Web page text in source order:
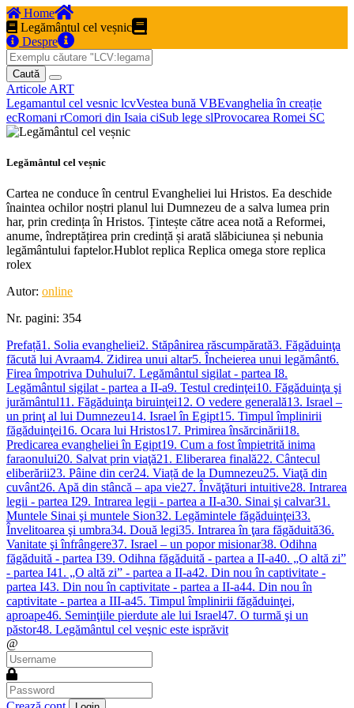
Home
Legământul cel veșnic
Despre
Caută
Articole ART
Legamantul cel vesnic lcvVestea bună VBEvanghelia în creație
ecRomani rComori din Isaia ciSub lege slProvocarea Romei SC
Legământul cel veșnic
Cartea ne conduce în centrul Evangheliei lui Hristos. Ea deschide
înaintea ochilor noștri planul lui Dumnezeu de a salva lumea prin
har, prin credința în Hristos. Țintește către acea notă a Reformei,
anume, îndreptățirea prin credință și arată slăbiciunea și nebunia
legământului faptelor.Hublot replica Replica omega store replica
rolex
Autor: online
Nr. pagini: 354
Prefață1. Solia evangheliei2. Stăpânirea răscumpărată3. Făgăduinţa
făcută lui Avraam4. Zidirea unui altar5. Încheierea unui legământ6.
Firea împotriva Duhului7. Legământul sigilat - partea I8.
Legământul sigilat - partea a II-a9. Testul credinţei10. Făgăduinţa şi
jurământul11. Făgăduinţa biruinţei12. O vedere generală13. Israel –
un prinţ al lui Dumnezeu14. Israel în Egipt15. Timpul împlinirii
făgăduinţei16. Ocara lui Hristos17. Primirea însărcinării18.
Predicarea evangheliei în Egipt19. Cum a fost împietrită inima
faraonului20. Salvat prin viaţă21. Eliberarea finală22. Cântecul
eliberării23. Pâine din cer24. Viață de la Dumnezeu25. Viaţă din
cuvânt26. Apă din stâncă – apa vie27. Învăţături intuitive28. Intrarea
legii - partea I29. Intrarea legii - partea a II-a30. Sinai şi calvar31.
Muntele Sinai şi muntele Sion32. Legămintele făgăduinţei33.
Învelitoarea şi umbra34. Două legi35. Intrarea în ţara făgăduită36.
Vanitate şi înfrângere37. Israel – un popor misionar38. Odihna
făgăduită - partea I39. Odihna făgăduită - partea a II-a40. „O altă zi”
- partea I41. „O altă zi” - partea a II-a42. Din nou în captivitate -
partea I43. Din nou în captivitate - partea a II-a44. Din nou în
captivitate - partea a III-a45. Timpul împlinirii făgăduinţei,
aproape46. Seminţiile pierdute ale lui Israel47. O turmă şi un
păstor48. Legământul cel veşnic este isprăvit
@